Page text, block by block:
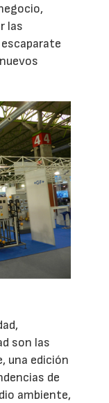
las
son las
una edición
de
ambiente,